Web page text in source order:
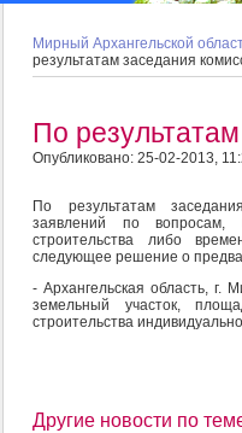
Мирный Архангельской
результатам заседания
По
Опубликовано: 25-02-2013,
По результатам
заявлений по вопросам,
строительства либо
следующее решение о
- Архангельская область,
земельный участок,
строительства
Другие новости по